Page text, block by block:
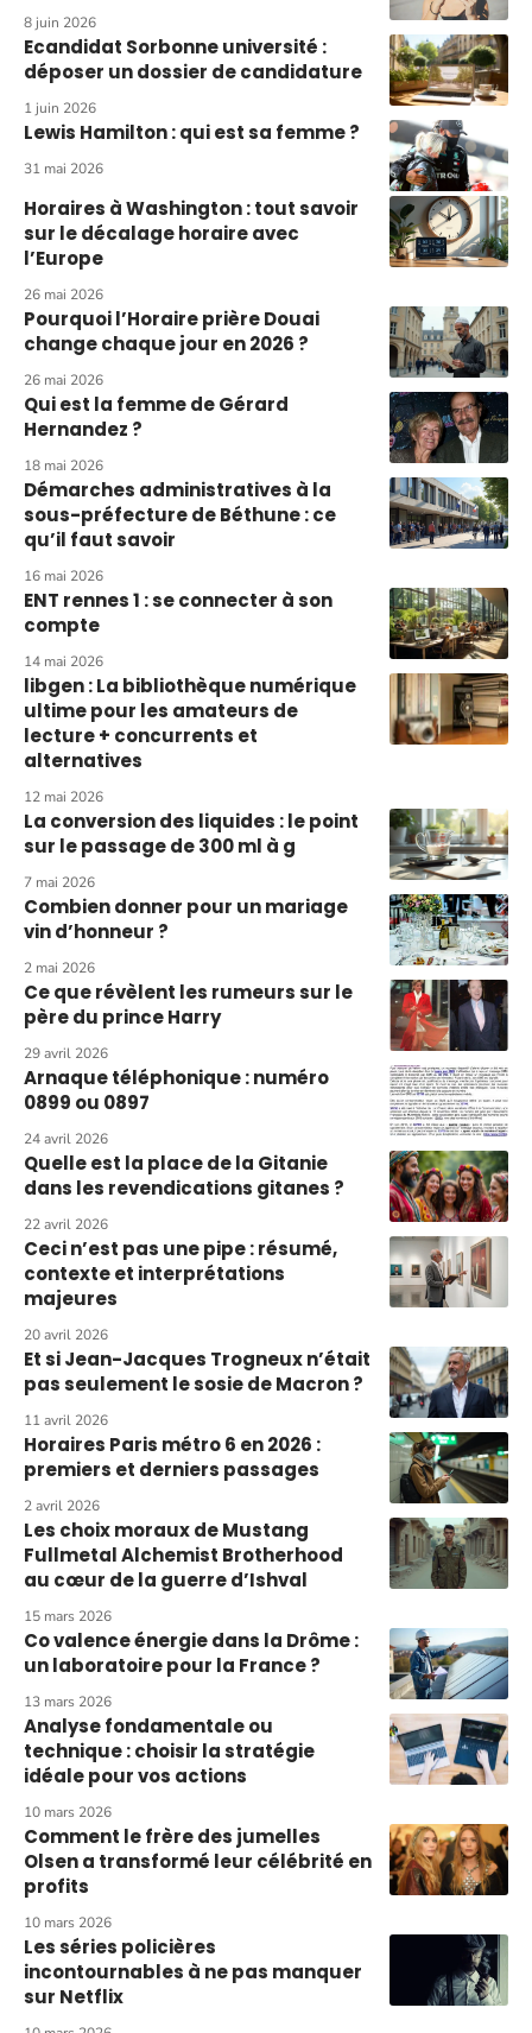
8 juin 2026
Ecandidat Sorbonne université :
déposer un dossier de candidature
1 juin 2026
Lewis Hamilton : qui est sa femme ?
31 mai 2026
Horaires à Washington : tout savoir
sur le décalage horaire avec
l’Europe
26 mai 2026
Pourquoi l’Horaire prière Douai
change chaque jour en 2026 ?
26 mai 2026
Qui est la femme de Gérard
Hernandez ?
18 mai 2026
Démarches administratives à la
sous-préfecture de Béthune : ce
qu’il faut savoir
16 mai 2026
ENT rennes 1 : se connecter à son
compte
14 mai 2026
libgen : La bibliothèque numérique
ultime pour les amateurs de
lecture + concurrents et
alternatives
12 mai 2026
La conversion des liquides : le point
sur le passage de 300 ml à g
7 mai 2026
Combien donner pour un mariage
vin d’honneur ?
2 mai 2026
Ce que révèlent les rumeurs sur le
père du prince Harry
29 avril 2026
Arnaque téléphonique : numéro
0899 ou 0897
24 avril 2026
Quelle est la place de la Gitanie
dans les revendications gitanes ?
22 avril 2026
Ceci n’est pas une pipe : résumé,
contexte et interprétations
majeures
20 avril 2026
Et si Jean-Jacques Trogneux n’était
pas seulement le sosie de Macron ?
11 avril 2026
Horaires Paris métro 6 en 2026 :
premiers et derniers passages
2 avril 2026
Les choix moraux de Mustang
Fullmetal Alchemist Brotherhood
au cœur de la guerre d’Ishval
15 mars 2026
Co valence énergie dans la Drôme :
un laboratoire pour la France ?
13 mars 2026
Analyse fondamentale ou
technique : choisir la stratégie
idéale pour vos actions
10 mars 2026
Comment le frère des jumelles
Olsen a transformé leur célébrité en
profits
10 mars 2026
Les séries policières
incontournables à ne pas manquer
sur Netflix